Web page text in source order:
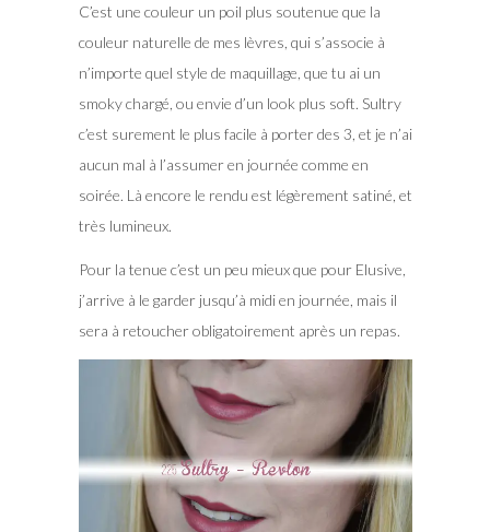
C’est une couleur un poil plus soutenue que la
couleur naturelle de mes lèvres, qui s’associe à
n’importe quel style de maquillage, que tu ai un
smoky chargé, ou envie d’un look plus soft. Sultry
c’est surement le plus facile à porter des 3, et je n’ai
aucun mal à l’assumer en journée comme en
soirée. Là encore le rendu est légèrement satiné, et
très lumineux.
Pour la tenue c’est un peu mieux que pour Elusive,
j’arrive à le garder jusqu’à midi en journée, mais il
sera à retoucher obligatoirement après un repas.